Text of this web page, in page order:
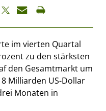
im vierten Quartal
zu den stärksten
den Gesamtmarkt um
Milliarden US-Dollar
Monaten in